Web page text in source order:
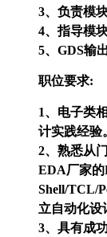
3、负责模
4、指导模
5、GDS输
职位要求:
1、电子类
计实践经验
2、熟悉从
EDA厂家的
Shell/TCL/
立自动化设
3、具有成